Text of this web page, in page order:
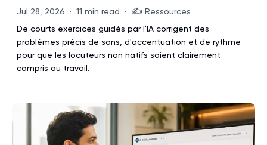
Jul 28, 2026 · 11 min read · ✍️ Ressources
De courts exercices guidés par l'IA corrigent des
problèmes précis de sons, d'accentuation et de rythme
pour que les locuteurs non natifs soient clairement
compris au travail.